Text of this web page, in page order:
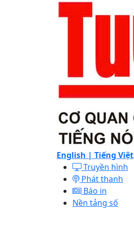
English | Tiếng Việt
Truyền hình
Phát thanh
Báo in
Nền tảng số